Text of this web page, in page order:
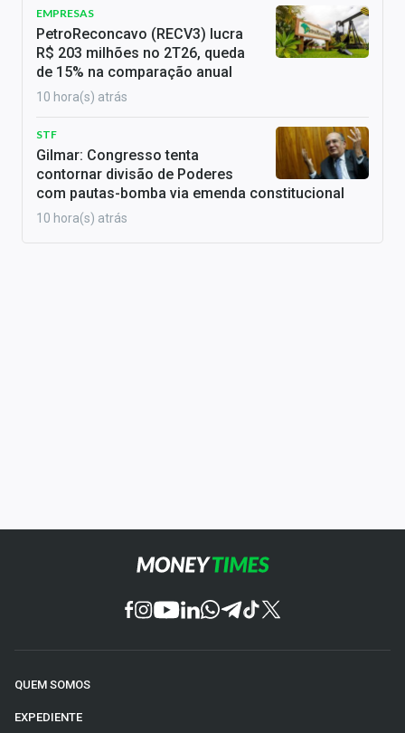
EMPRESAS
PetroReconcavo (RECV3) lucra
R$ 203 milhões no 2T26, queda
de 15% na comparação anual
10 hora(s) atrás
STF
Gilmar: Congresso tenta
contornar divisão de Poderes
com pautas-bomba via emenda constitucional
10 hora(s) atrás
QUEM SOMOS
EXPEDIENTE